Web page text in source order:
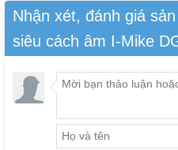
Nhận xét, đánh giá
siêu cách âm I-Mike